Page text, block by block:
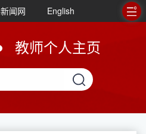
闻网 English
教师个人主页